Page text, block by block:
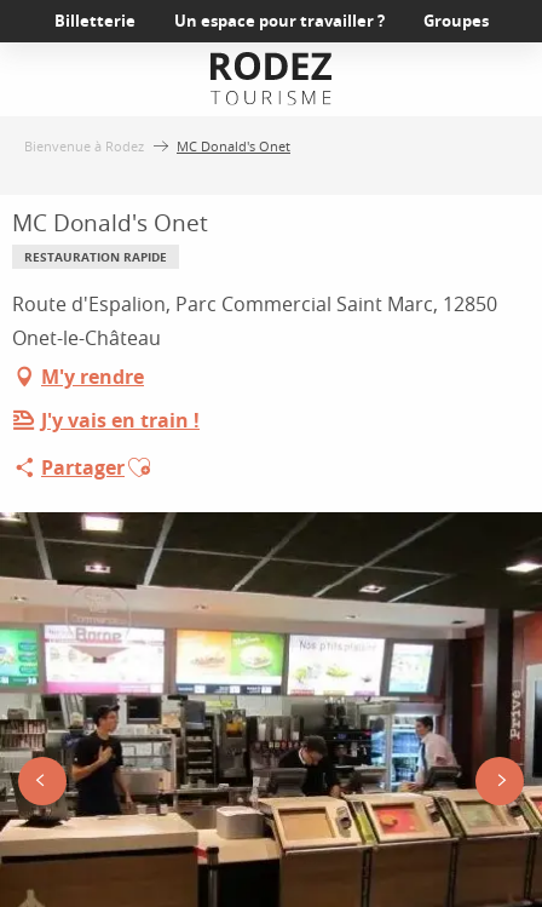
au
Billetterie Un espace pour travailler ? Groupes
Bienvenue à Rodez MC Donald's Onet
MC Donald's Onet
RESTAURATION RAPIDE
Route d'Espalion, Parc Commercial Saint Marc, 12850
Onet-le-Château
M'y rendre
J'y vais en train !
PartagerAjouter aux favoris